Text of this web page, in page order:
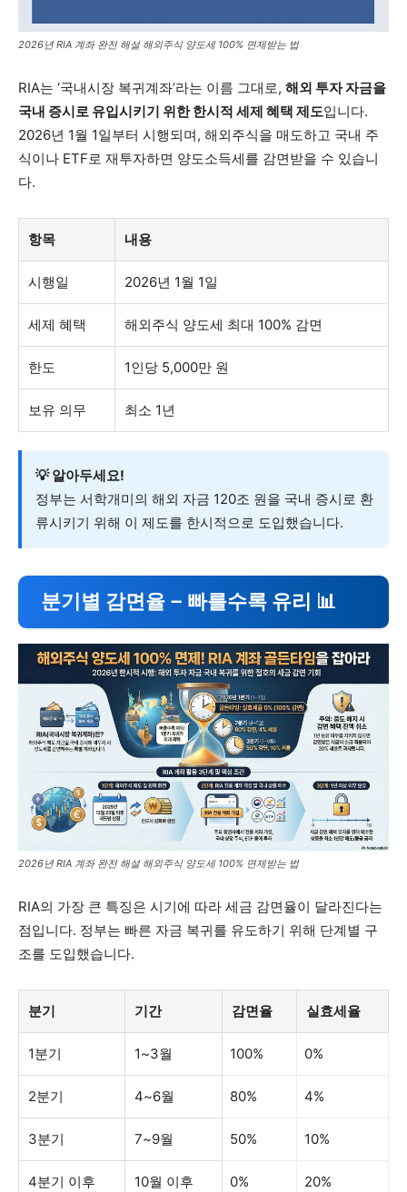
2026년 RIA 계좌 완전 해설 해외주식 양도세 100% 면제받는 법
RIA는 ‘국내시장 복귀계좌’라는 이름 그대로, 해외 투자 자금을
국내 증시로 유입시키기 위한 한시적 세제 혜택 제도입니다.
2026년 1월 1일부터 시행되며, 해외주식을 매도하고 국내 주
식이나 ETF로 재투자하면 양도소득세를 감면받을 수 있습니
다.
항목 내용
시행일 2026년 1월 1일
세제 혜택 해외주식 양도세 최대 100% 감면
한도 1인당 5,000만 원
보유 의무 최소 1년
💡 알아두세요!
정부는 서학개미의 해외 자금 120조 원을 국내 증시로 환
류시키기 위해 이 제도를 한시적으로 도입했습니다.
분기별 감면율 – 빠를수록 유리 📊
2026년 RIA 계좌 완전 해설 해외주식 양도세 100% 면제받는 법
RIA의 가장 큰 특징은 시기에 따라 세금 감면율이 달라진다는
점입니다. 정부는 빠른 자금 복귀를 유도하기 위해 단계별 구
조를 도입했습니다.
분기 기간 감면율 실효세율
1분기 1~3월 100% 0%
2분기 4~6월 80% 4%
3분기 7~9월 50% 10%
4분기 이후 10월 이후 0% 20%